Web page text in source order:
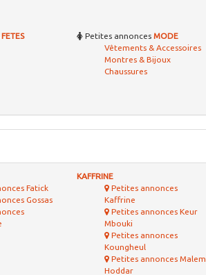
FETES
Petites annonces MODE
Vêtements & Accessoires
Montres & Bijoux
Chaussures
Fatick
Gossas
KAFFRINE
Petites annonces
Kaffrine
Petites annonces Keur
Mbouki
Petites annonces
Koungheul
Petites annonces Malem
Hoddar